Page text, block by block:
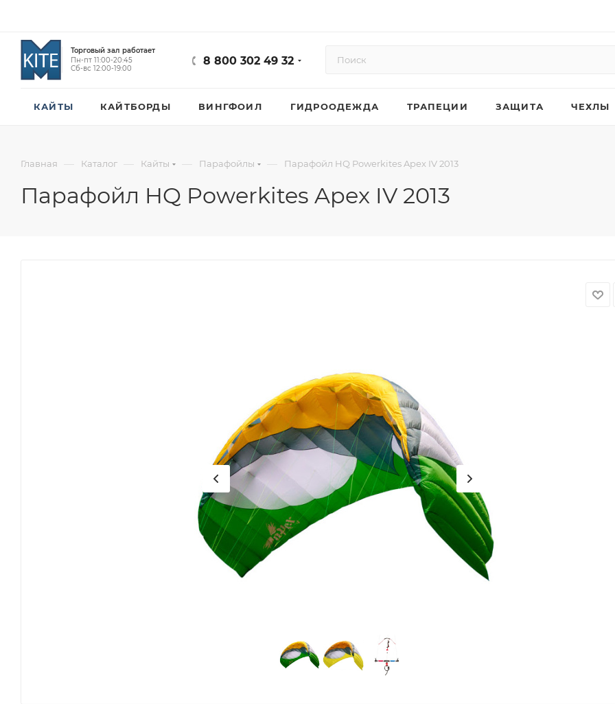
Торговый зал работает
Пн-пт 11:00-20:45
Сб-вс 12:00-19:00
8 800 302 49 32
КАЙТЫ КАЙТБОРДЫ ВИНГФОИЛ ГИДРООДЕЖДА ТРАПЕЦИИ ЗАЩИТА ЧЕХЛЫ
Главная — Каталог — Кайты — Парафойлы — Парафойл HQ Powerkites Apex IV 2013
Парафойл HQ Powerkites Apex IV 2013